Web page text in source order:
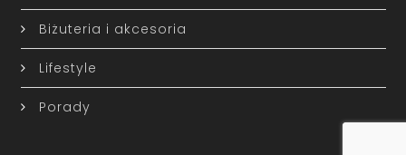
Biżuteria i akcesoria
Lifestyle
Porady